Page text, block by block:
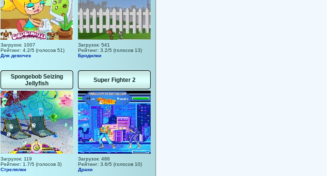
Загрузок: 1007
Рейтинг: 4.2/5 (голосов 51)
Для девочек
Загрузок: 541
Рейтинг: 3.2/5 (голосов 13)
Бродилки
Spongebob Seizing
Jellyfish
Загрузок: 119
Рейтинг: 1.7/5 (голосов 3)
Стрелялки
Super Fighter 2
Загрузок: 486
Рейтинг: 3.6/5 (голосов 10)
Драки